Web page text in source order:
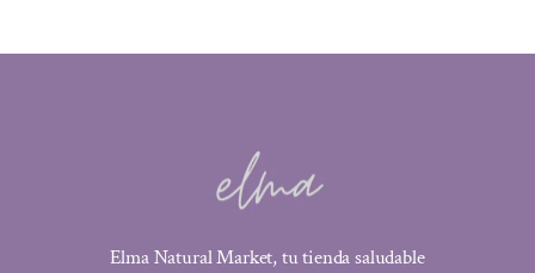
Elma Natural Market, tu tienda saludable